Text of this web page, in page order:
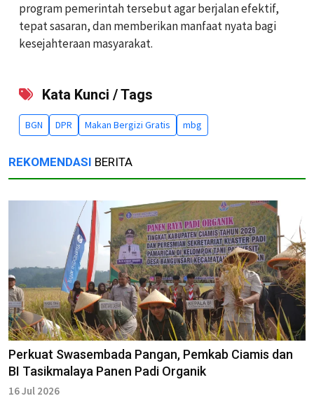
program pemerintah tersebut agar berjalan efektif,
tepat sasaran, dan memberikan manfaat nyata bagi
kesejahteraan masyarakat.
Kata Kunci / Tags
BGN DPR Makan Bergizi Gratis mbg
REKOMENDASI BERITA
Perkuat Swasembada Pangan, Pemkab Ciamis dan
BI Tasikmalaya Panen Padi Organik
16 Jul 2026